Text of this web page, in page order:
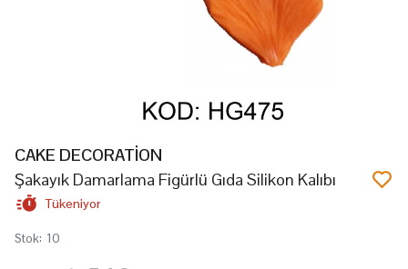
CAKE DECORATİON
Şakayık Damarlama Figürlü Gıda Silikon Kalıbı
Tükeniyor
Stok: 10